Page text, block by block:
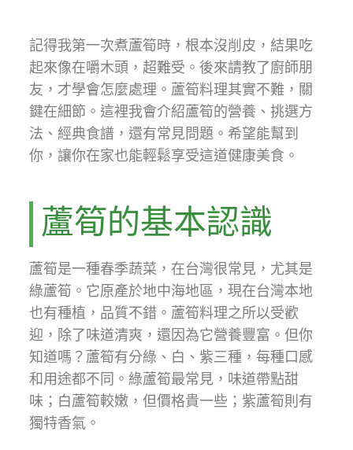
記得我第一次煮蘆筍時，根本沒削皮，結果吃
起來像在嚼木頭，超難受。後來請教了廚師朋
友，才學會怎麼處理。蘆筍料理其實不難，關
鍵在細節。這裡我會介紹蘆筍的營養、挑選方
法、經典食譜，還有常見問題。希望能幫到
你，讓你在家也能輕鬆享受這道健康美食。
蘆筍的基本認識
蘆筍是一種春季蔬菜，在台灣很常見，尤其是
綠蘆筍。它原產於地中海地區，現在台灣本地
也有種植，品質不錯。蘆筍料理之所以受歡
迎，除了味道清爽，還因為它營養豐富。但你
知道嗎？蘆筍有分綠、白、紫三種，每種口感
和用途都不同。綠蘆筍最常見，味道帶點甜
味；白蘆筍較嫩，但價格貴一些；紫蘆筍則有
獨特香氣。